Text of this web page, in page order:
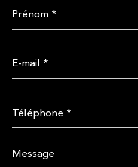
*
mail
*
*
Message
*